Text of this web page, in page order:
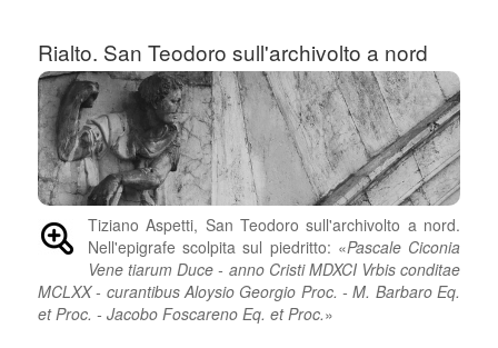
Rialto. San Teodoro sull'archivolto a nord
Tiziano Aspetti, San Teodoro sull'archivolto a nord.
Nell'epigrafe scolpita sul piedritto: «Pascale Ciconia
Vene tiarum Duce - anno Cristi MDXCI Vrbis conditae
MCLXX - curantibus Aloysio Georgio Proc. - M. Barbaro Eq.
et Proc. - Jacobo Foscareno Eq. et Proc.»